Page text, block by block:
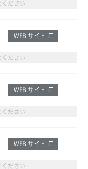
ください
ください
WEB サイト
ください
WEB サイト
ください
WEB サイト